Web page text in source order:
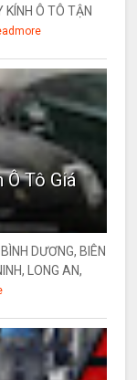
KÍNH Ô TÔ TẬN
Ô Tô Giá
DƯƠNG, BIÊN
LONG AN,